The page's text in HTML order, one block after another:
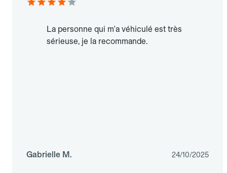
La personne qui m'a véhiculé est très
sérieuse, je la recommande.
Gabrielle M. 24/10/2025